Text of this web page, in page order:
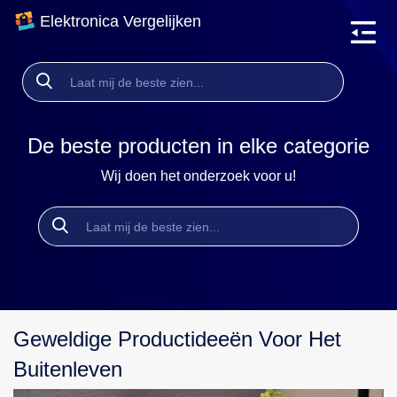
Elektronica Vergelijken
De beste producten in elke categorie
Wij doen het onderzoek voor u!
Geweldige Productideeën Voor Het
Buitenleven